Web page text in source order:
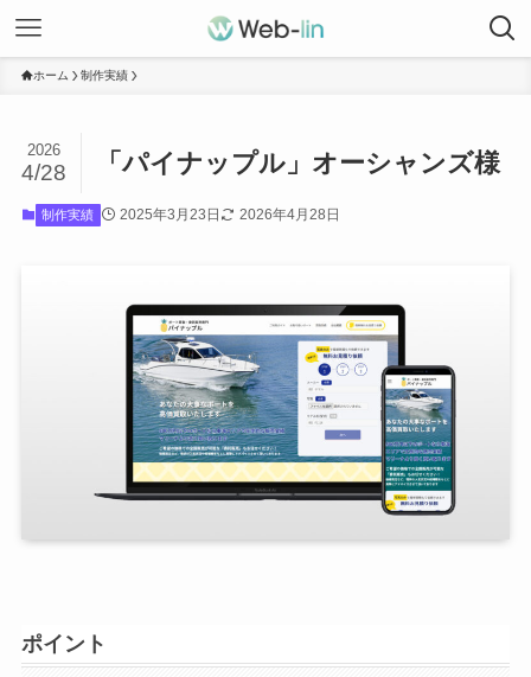
ホーム 制作実績
「パイナップル」オーシャンズ様
2026
4/28
制作実績 2025年3月23日 2026年4月28日
ポイント